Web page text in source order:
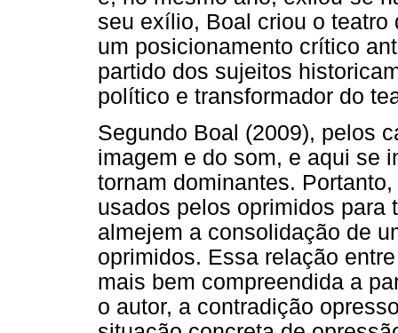
seu exílio, Boal criou o
um posicionamento crítico
partido dos sujeitos
político e transformador do
Segundo Boal (2009), pelos
imagem e do som, e aqui se
tornam dominantes.
usados pelos oprimidos
almejem a consolidação de
oprimidos. Essa relação
mais bem compreendida a
o autor, a contradição